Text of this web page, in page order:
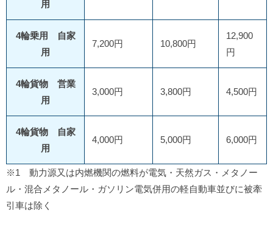
用
4輪乗用 自家
用
7,200円 10,800円
12,900
円
4輪貨物 営業
用
3,000円 3,800円 4,500円
4輪貨物 自家
用
4,000円 5,000円 6,000円
※1 動力源又は内燃機関の燃料が電気・天然ガス・メタノー
ル・混合メタノール・ガソリン電気併用の軽自動車並びに被牽
引車は除く